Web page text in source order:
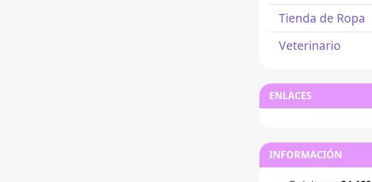
Tienda de Ropa
Veterinario
ENLACES
INFORMACIÓN